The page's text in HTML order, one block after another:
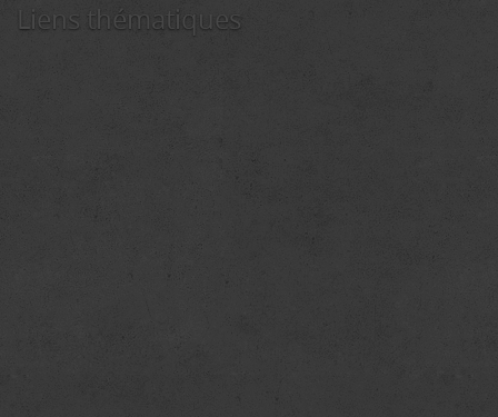
Liens thématiques